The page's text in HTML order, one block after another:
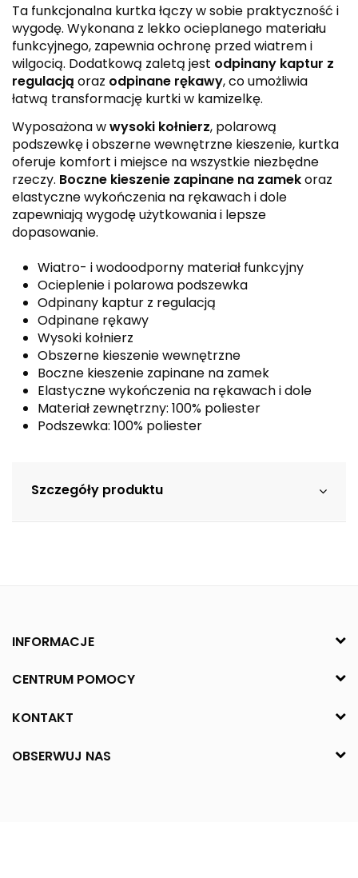
Ta funkcjonalna kurtka łączy w sobie praktyczność i
wygodę. Wykonana z lekko ocieplanego materiału
funkcyjnego, zapewnia ochronę przed wiatrem i
wilgocią. Dodatkową zaletą jest odpinany kaptur z
regulacją oraz odpinane rękawy, co umożliwia
łatwą transformację kurtki w kamizelkę.
Wyposażona wwysoki kołnierz, polarową
podszewkę i obszerne wewnętrzne kieszenie, kurtka
oferuje komfort i miejsce na wszystkie niezbędne
rzeczy. Boczne kieszenie zapinane na zamekoraz
elastyczne wykończenia na rękawach i dole
zapewniają wygodę użytkowania i lepsze
dopasowanie.
Wiatro- i wodoodporny materiał funkcyjny
Ocieplenie i polarowa podszewka
Odpinany kaptur z regulacją
Odpinane rękawy
Wysoki kołnierz
Obszerne kieszenie wewnętrzne
Boczne kieszenie zapinane na zamek
Elastyczne wykończenia na rękawach i dole
Materiał zewnętrzny: 100% poliester
Podszewka: 100% poliester
Szczegóły produktu
INFORMACJE
CENTRUM POMOCY
KONTAKT
OBSERWUJ NAS